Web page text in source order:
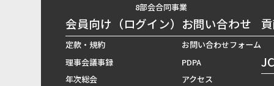
8部会合同事業
会員向け（ログイン）
定款・規約
理事会議事録
年次総会
お問い合わせ
お問い合わせフォーム
PDPA
アクセス